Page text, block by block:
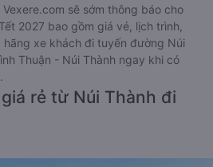
sẽ sớm thông báo cho
2027 bao gồm giá vé, lịch trình,
xe khách đi tuyến đường Núi
Thuận - Núi Thành ngay khi có
rẻ từ Núi Thành đi